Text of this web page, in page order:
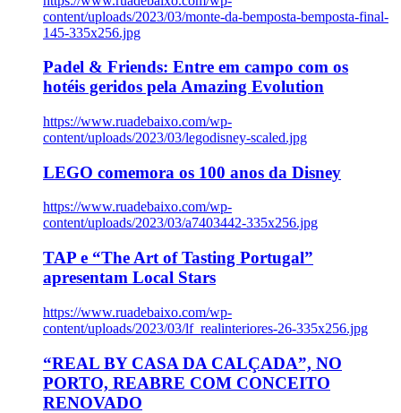
content/uploads/2023/03/monte-da-bemposta-bemposta-final-
145-335x256.jpg
Padel & Friends: Entre em campo com os
hotéis geridos pela Amazing Evolution
https://www.ruadebaixo.com/wp-
content/uploads/2023/03/legodisney-scaled.jpg
LEGO comemora os 100 anos da Disney
https://www.ruadebaixo.com/wp-
content/uploads/2023/03/a7403442-335x256.jpg
TAP e “The Art of Tasting Portugal”
apresentam Local Stars
https://www.ruadebaixo.com/wp-
content/uploads/2023/03/lf_realinteriores-26-335x256.jpg
“REAL BY CASA DA CALÇADA”, NO
PORTO, REABRE COM CONCEITO
RENOVADO